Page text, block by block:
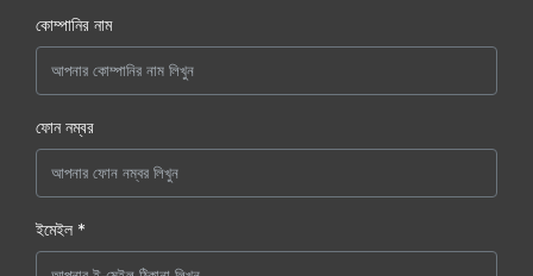
কোম্পানির নাম
ফোন নম্বর
ইমেইল *